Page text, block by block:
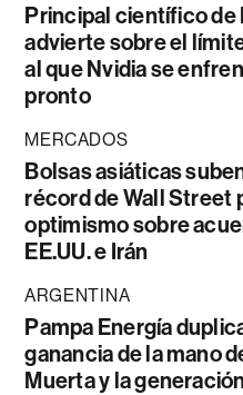
Principal científico de
advierte sobre el
al que Nvidia se
pronto
MERCADOS
Bolsas asiáticas
récord de Wall Street
optimismo sobre
EE.UU. e Irán
ARGENTINA
Pampa Energía
ganancia de la mano
Muerta y la